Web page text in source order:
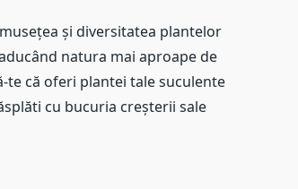
și diversitatea plantelor
natura mai aproape de
că oferi plantei tale suculente
cu bucuria creșterii sale